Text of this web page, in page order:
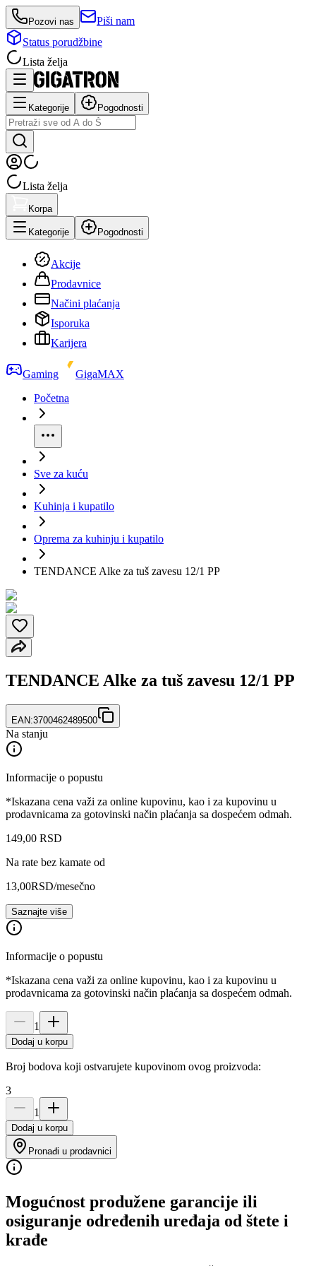
Pozovi nas
Piši nam
Status porudžbine
Lista želja
Kategorije Pogodnosti
Lista želja
Korpa
Kategorije Pogodnosti
Akcije
Prodavnice
Načini plaćanja
Isporuka
Karijera
Gaming
GigaMAX
Početna
Sve za kuću
Kuhinja i kupatilo
Oprema za kuhinju i kupatilo
TENDANCE Alke za tuš zavesu 12/1 PP
TENDANCE Alke za tuš zavesu 12/1 PP
EAN:3700462489500
Na stanju
Informacije o popustu
*Iskazana cena važi za online kupovinu, kao i za kupovinu u
prodavnicama za gotovinski način plaćanja sa dospećem odmah.
149,00 RSD
Na rate bez kamate od
13,00RSD/mesečno
Saznajte više
Informacije o popustu
*Iskazana cena važi za online kupovinu, kao i za kupovinu u
prodavnicama za gotovinski način plaćanja sa dospećem odmah.
1
Dodaj u korpu
Broj bodova koji ostvarujete kupovinom ovog proizvoda:
3
1
Dodaj u korpu
Pronađi u prodavnici
Mogućnost produžene garancije ili
osiguranje određenih uređaja od štete i
krađe